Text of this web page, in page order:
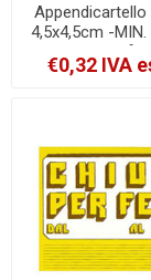
4,5x4,5cm -
Lebez
€0,32 IVA